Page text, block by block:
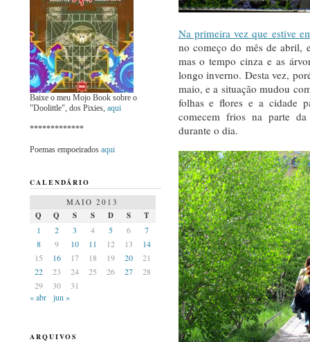
Na primeira vez que estive
no começo do mês de abril,
mas o tempo cinza e as
longo inverno. Desta vez,
maio, e a situação mudou
folhas e flores e a cidade
comecem frios na parte da
durante o dia.
Baixe o meu Mojo Book sobre o
"Doolittle", dos Pixies, aqui
*************
Poemas empoeirados aqui
CALENDÁRIO
MAIO 2013
Q Q S S D S
T
1
2 3 4 5 6
7
8
9 10 11 12 13
14
15
16 17 18 19 20
21
22
23 24 25 26 27
28
29
30
31
« abr
jun »
ARQUIVOS